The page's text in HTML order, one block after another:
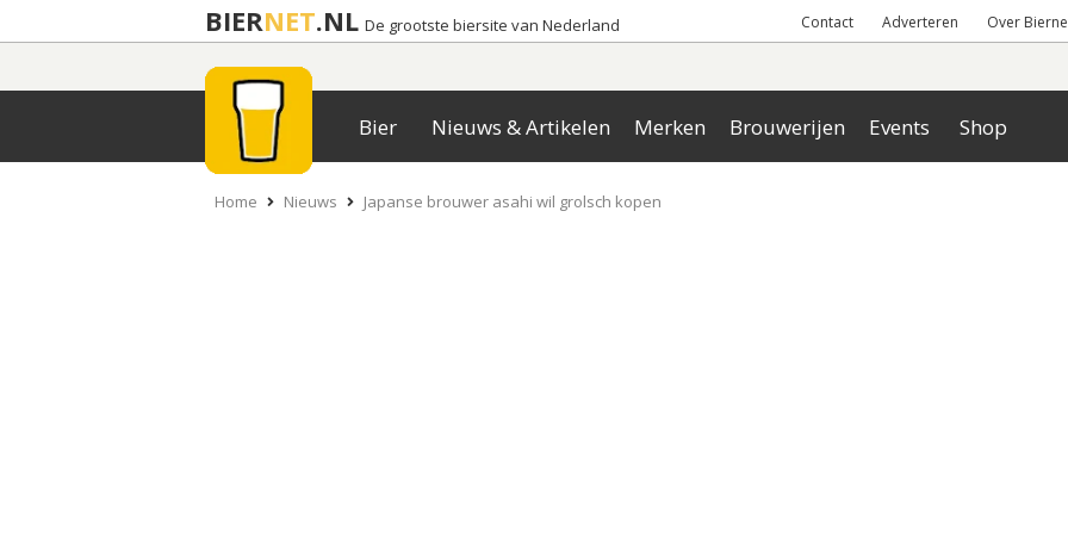
BIERNET.NL De grootste biersite van Nederland Contact Adverteren Over
Bier Nieuws & Artikelen Merken Brouwerijen Events Shop
Home Nieuws Japanse brouwer asahi wil grolsch kopen